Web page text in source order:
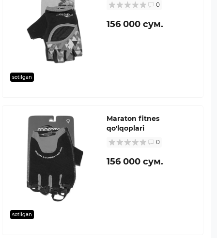
sotilgan
0
156 000 сум.
sotilgan
Maraton fitnes
qo'lqoplari
0
156 000 сум.